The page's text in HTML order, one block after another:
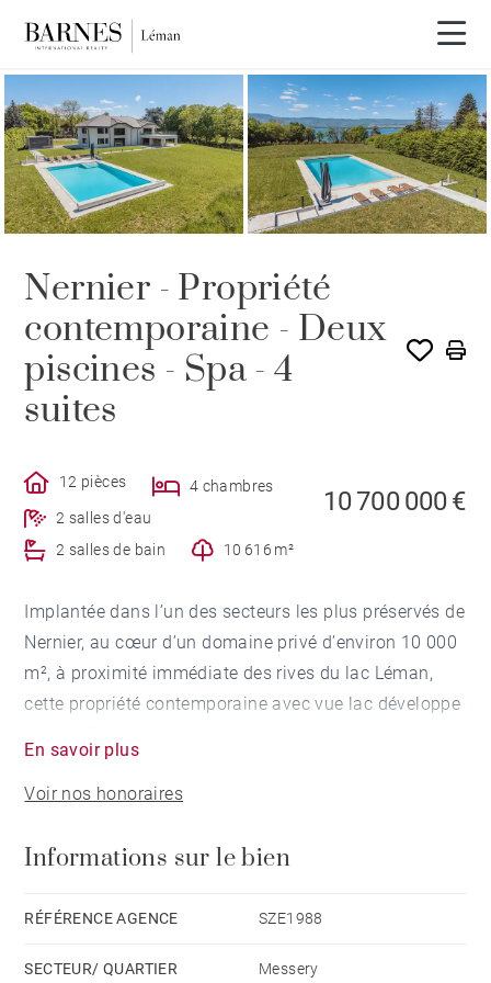
Visite vidéo
Nernier - Propriété
contemporaine - Deux
piscines - Spa - 4
suites
12 pièces
4 chambres
2 salles d'eau
2 salles de bain
10 616 m²
10 700 000 €
Implantée dans l’un des secteurs les plus préservés de
Nernier, au cœur d’un domaine privé d’environ 10 000
m², à proximité immédiate des rives du lac Léman,
cette propriété contemporaine avec vue lac développe
Édifiée sur trois niveaux selon les codes d’une
distingue par la générosité de ses volumes, la qualité
extérieurs.
En savoir plus
Voir nos honoraires
Informations sur le bien
RÉFÉRENCE AGENCE SZE1988
SECTEUR/ QUARTIER Messery